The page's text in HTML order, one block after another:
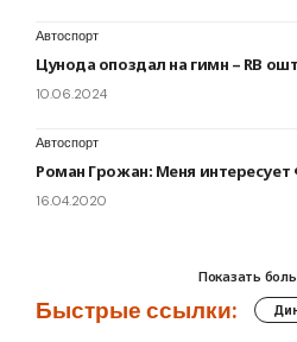
Автоспорт
Цунода опоздал на гимн – RB
10.06.2024
Автоспорт
Роман Грожан: Меня
16.04.2020
Показать
Быстрые ссылки: